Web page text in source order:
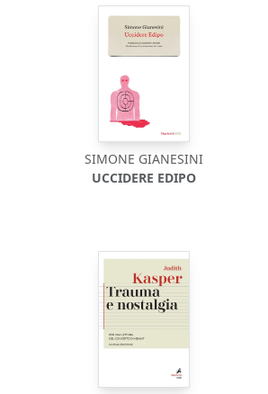
SIMONE GIANESINI
UCCIDERE EDIPO